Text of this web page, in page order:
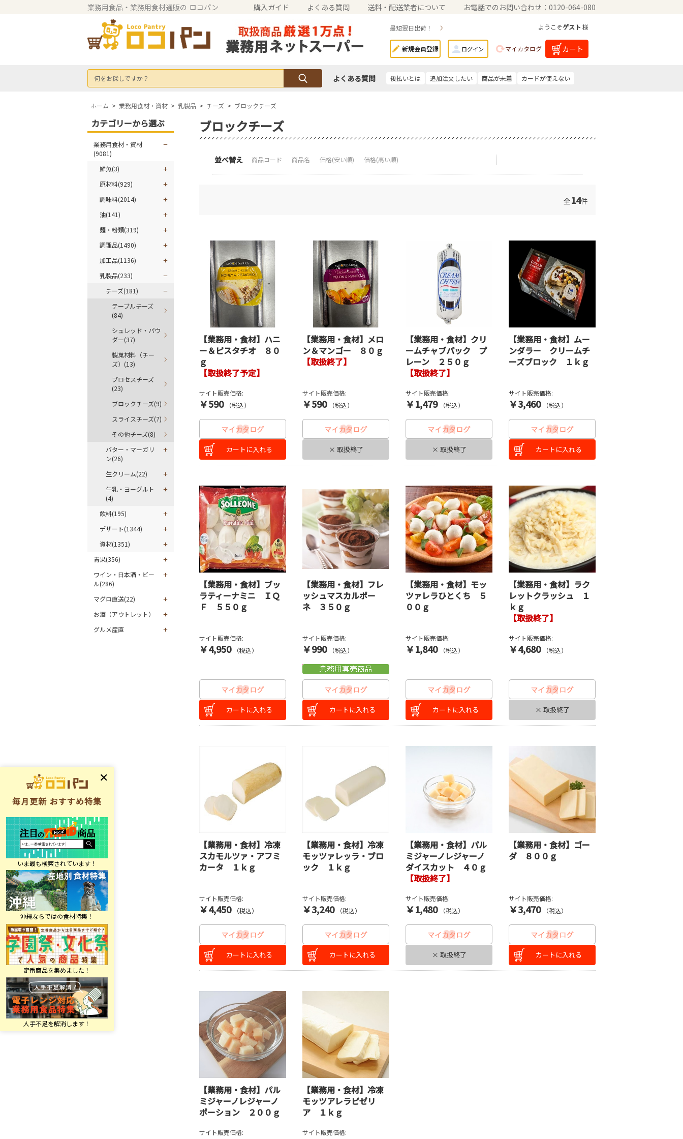
業務用食品・業務用食材通販の ロコパン 購入ガイド よくある質問 送料・配送業者について お電話でのお問い合わせ：0120-064-080
最短翌日出荷！ ようこそゲスト 様
新規会員登録 ログイン マイカタログ カート
何をお探しですか？ よくある質問 後払いとは 追加注文したい 商品が未着 カードが使えない
ホーム > 業務用食材・資材 > 乳製品 > チーズ > ブロックチーズ
ブロックチーズ
並べ替え 商品コード 商品名 価格(安い順) 価格(高い順)
全14件
【業務用・食材】ハニ
ー＆ピスタチオ ８０
ｇ
【取扱終了予定】
サイト販売価格:
￥590 （税込）
カートに入れる
【業務用・食材】メロ
ン＆マンゴー ８０ｇ
【取扱終了】
サイト販売価格:
￥590 （税込）
× 取扱終了
【業務用・食材】クリ
ームチャブパック プ
レーン ２５０ｇ
【取扱終了】
サイト販売価格:
￥1,479 （税込）
× 取扱終了
【業務用・食材】ムー
ンダラー クリームチ
ーズブロック １ｋｇ
サイト販売価格:
￥3,460 （税込）
カートに入れる
【業務用・食材】ブッ
ラティーナミニ ＩＱ
Ｆ ５５０ｇ
サイト販売価格:
￥4,950 （税込）
カートに入れる
【業務用・食材】フレ
ッシュマスカルポー
ネ ３５０ｇ
サイト販売価格:
￥990 （税込）
カートに入れる
【業務用・食材】モッ
ツァレラひとくち ５
００ｇ
サイト販売価格:
￥1,840 （税込）
カートに入れる
【業務用・食材】ラク
レットクラッシュ １
ｋｇ
【取扱終了】
サイト販売価格:
￥4,680 （税込）
× 取扱終了
【業務用・食材】冷凍
スカモルツァ・アフミ
カータ １ｋｇ
サイト販売価格:
￥4,450 （税込）
カートに入れる
【業務用・食材】冷凍
モッツァレッラ・ブロ
ック １ｋｇ
サイト販売価格:
￥3,240 （税込）
カートに入れる
【業務用・食材】パル
ミジャーノレジャーノ
ダイスカット ４０ｇ
【取扱終了】
サイト販売価格:
￥1,480 （税込）
× 取扱終了
【業務用・食材】ゴー
ダ ８００ｇ
サイト販売価格:
￥3,470 （税込）
カートに入れる
【業務用・食材】パル
ミジャーノレジャーノ
ポーション ２００ｇ
サイト販売価格:
【業務用・食材】冷凍
モッツアレラピゼリ
ア １ｋｇ
サイト販売価格:
カテゴリーから選ぶ
業務用食材・資材
(9081)
鮮魚(3)
原材料(929)
調味料(2014)
油(141)
麺・粉類(319)
調理品(1490)
加工品(1136)
乳製品(233)
チーズ(181)
テーブルチーズ
(84)
シュレッド・パウ
ダー(37)
製菓材料（チー
ズ）(13)
プロセスチーズ
(23)
ブロックチーズ(9)
スライスチーズ(7)
その他チーズ(8)
バター・マーガリ
ン(26)
生クリーム(22)
牛乳・ヨーグルト
(4)
飲料(195)
デザート(1344)
資材(1351)
青果(356)
ワイン・日本酒・ビー
ル(286)
マグロ直送(22)
お酒（アウトレット）
グルメ産直